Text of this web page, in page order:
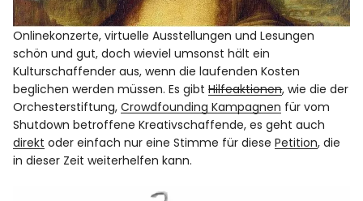
Onlinekonzerte, virtuelle Ausstellungen und Lesungen
schön und gut, doch wieviel umsonst hält ein
Kulturschaffender aus, wenn die laufenden Kosten
beglichen werden müssen. Es gibtHilfeaktionen, wie die der
Orchesterstiftung,Crowdfounding Kampagnen für vom
Shutdown betroffene Kreativschaffende, es geht auch
direkt oder einfach nur eine Stimme für diesePetition, die
in dieser Zeit weiterhelfen kann.